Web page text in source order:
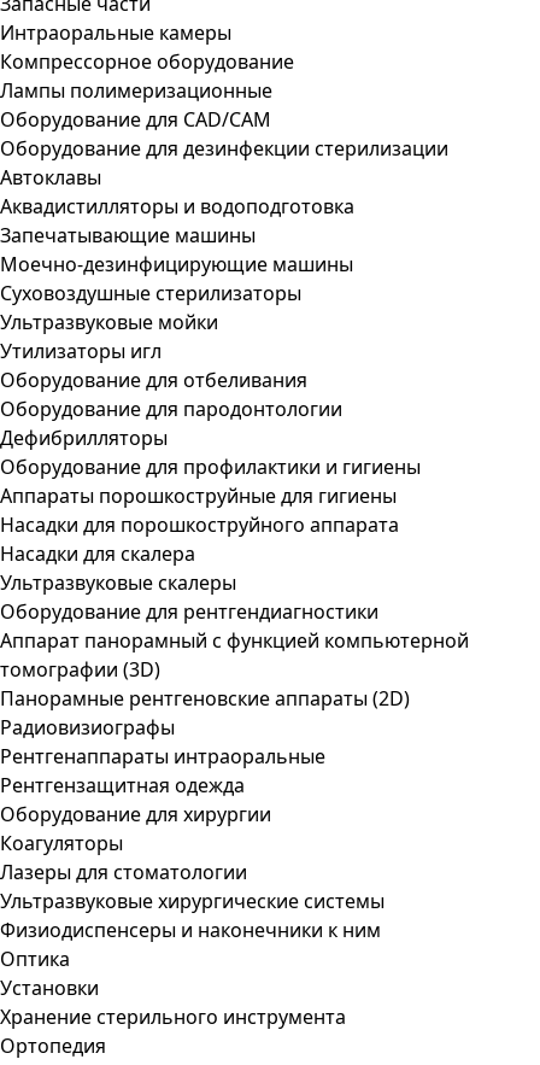
Интраоральные камеры
Компрессорное оборудование
Лампы полимеризационные
Оборудование для CAD/CAM
Оборудование для дезинфекции стерилизации
Автоклавы
Аквадистилляторы и водоподготовка
Запечатывающие машины
Моечно-дезинфицирующие машины
Суховоздушные стерилизаторы
Ультразвуковые мойки
Утилизаторы игл
Оборудование для отбеливания
Оборудование для пародонтологии
Дефибрилляторы
Оборудование для профилактики и гигиены
Аппараты порошкоструйные для гигиены
Насадки для порошкоструйного аппарата
Насадки для скалера
Ультразвуковые скалеры
Оборудование для рентгендиагностики
Аппарат панорамный с функцией компьютерной
томографии (3D)
Панорамные рентгеновские аппараты (2D)
Радиовизиографы
Рентгенаппараты интраоральные
Рентгензащитная одежда
Оборудование для хирургии
Коагуляторы
Лазеры для стоматологии
Ультразвуковые хирургические системы
Физиодиспенсеры и наконечники к ним
Оптика
Установки
Хранение стерильного инструмента
Ортопедия